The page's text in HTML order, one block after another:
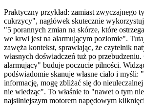
Praktyczny przykład: zamiast zwyczajnego
cukrzycy", nagłówek skutecznie
"5 porannych zmian na skórze, które
we krwi jest na alarmującym poziomie".
zawęża kontekst, sprawiając, że czytelnik
własnych doświadczeń tuż po
alarmujący" buduje poczucie pilności.
podświadomie skanuje własne ciało i myśli:
informację, mogę zbliżać się do
nie wiedząc". To właśnie to "nawet o tym
najsilniejszym motorem napędowym